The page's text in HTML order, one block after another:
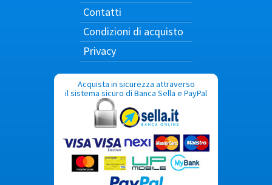
Contatti
Condizioni di acquisto
Privacy
Acquista in sicurezza attraverso
il sistema sicuro di Banca Sella e PayPal